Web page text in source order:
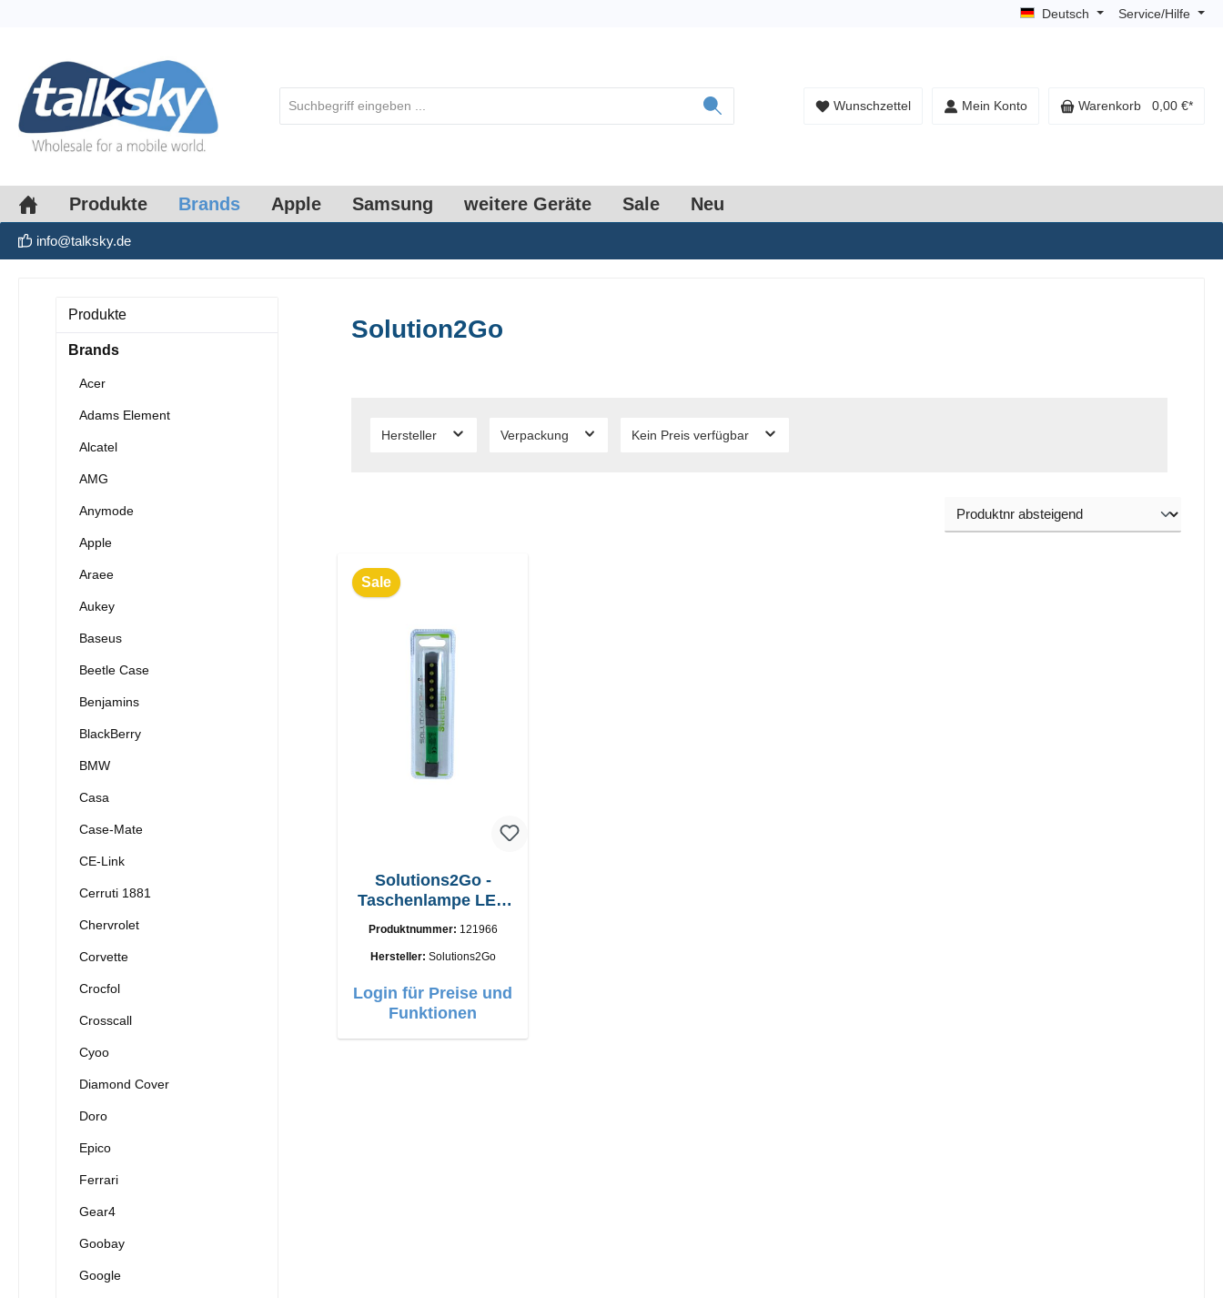
Deutsch Service/Hilfe
Wunschzettel Mein Konto Warenkorb 0,00 €*
Produkte Brands Apple Samsung weitere Geräte Sale Neu
info@talksky.de
Produkte
Brands
Acer
Adams Element
Alcatel
AMG
Anymode
Apple
Araee
Aukey
Baseus
Beetle Case
Benjamins
BlackBerry
BMW
Casa
Case-Mate
CE-Link
Cerruti 1881
Chervrolet
Corvette
Crocfol
Crosscall
Cyoo
Diamond Cover
Doro
Epico
Ferrari
Gear4
Goobay
Google
Solution2Go
Hersteller Verpackung Kein Preis verfügbar
Sale
Solutions2Go -
Taschenlampe LED
Produktnummer: 121966
Hersteller: Solutions2Go
Login für Preise und
Funktionen